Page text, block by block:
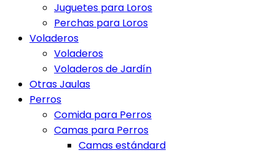
Juguetes para Loros
Perchas para Loros
Voladeros
Voladeros
Voladeros de Jardín
Otras Jaulas
Perros
Comida para Perros
Camas para Perros
Camas estándard